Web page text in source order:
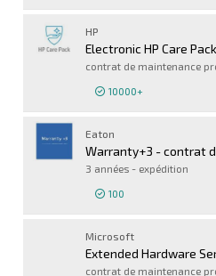
HP
contrat de maintenance
10000+
Eaton
Warranty+3 - contrat
3 années - expédition
100
Microsoft
Extended Hardware
contrat de maintenance